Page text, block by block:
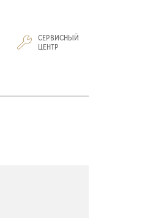
СЕРВИСНЫЙ
ЦЕНТР